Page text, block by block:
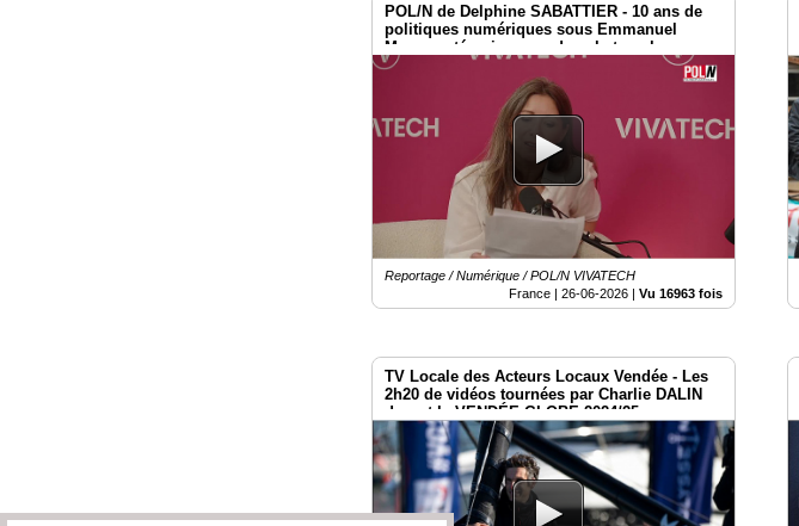
POL/N de Delphine SABATTIER - 10 ans de
politiques numériques sous Emmanuel
Macron : témoignages dans le temple
Vivatech
Reportage / Numérique / POL/N VIVATECH
France |26-06-2026 |Vu 16963 fois
TV Locale des Acteurs Locaux Vendée - Les
2h20 de vidéos tournées par Charlie DALIN
durant le VENDÉE GLOBE 2024/25